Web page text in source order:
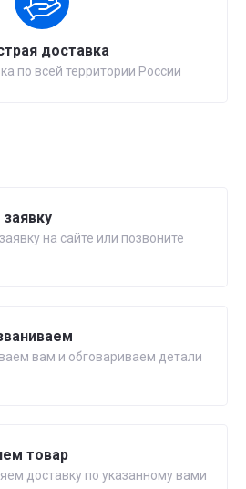
доставка
по всей территории России
на сайте или позвоните
вам и обговариваем детали
товар
доставку по указанному вами